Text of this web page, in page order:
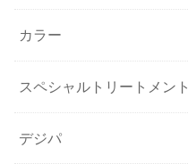
カラー
スペシャルトリートメント
デジパ